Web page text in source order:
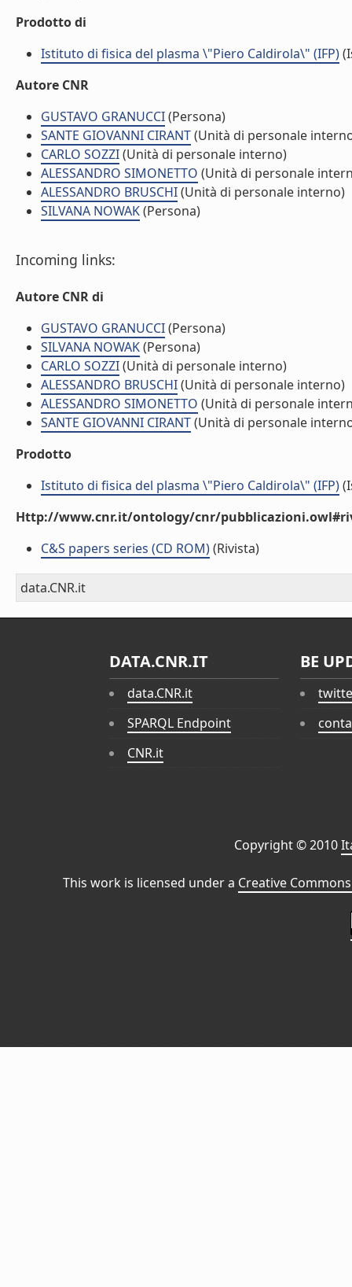
Prodotto di
Istituto di fisica del plasma \"Piero Caldirola\" (IFP)
Autore CNR
GUSTAVO GRANUCCI(Persona)
SANTE GIOVANNI CIRANT(Unità di personale
CARLO SOZZI(Unità di personale interno)
ALESSANDRO SIMONETTO (Unità di personale
ALESSANDRO BRUSCHI(Unità di personale interno)
SILVANA NOWAK(Persona)
Incoming links:
Autore CNR di
GUSTAVO GRANUCCI(Persona)
SILVANA NOWAK(Persona)
CARLO SOZZI(Unità di personale interno)
ALESSANDRO BRUSCHI(Unità di personale interno)
ALESSANDRO SIMONETTO (Unità di personale
SANTE GIOVANNI CIRANT(Unità di personale
Prodotto
Istituto di fisica del plasma \"Piero Caldirola\" (IFP)
Http://www.cnr.it/ontology/cnr/
C&S papers series (CD ROM)(Rivista)
data.CNR.it
DATA.CNR.IT
data.CNR.it
SPARQL Endpoint
CNR.it
BE
Copyright © 2010
This work is licensed under a Creative